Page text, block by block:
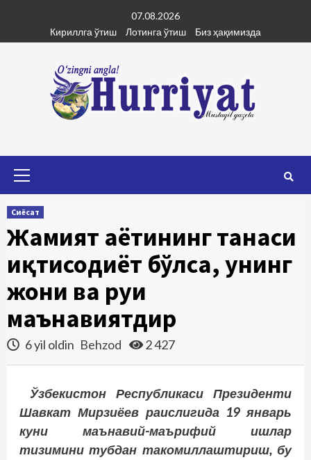
content
07.08.2026
Кириллга ўтиш
Лотинга ўтиш Биз ҳақимизда
Сиёсат
Жамият ҳаётининг танаси
иқтисодиёт бўлса, унинг
жони ва руҳи
маънавиятдир
6 yil oldin Behzod 2 427
Ўзбекистон Республикаси Президенти
Шавкат Мирзиёев раислигида 19 январь
куни маънавий-маърифий ишлар
тизимини тубдан такомиллаштириш, бу